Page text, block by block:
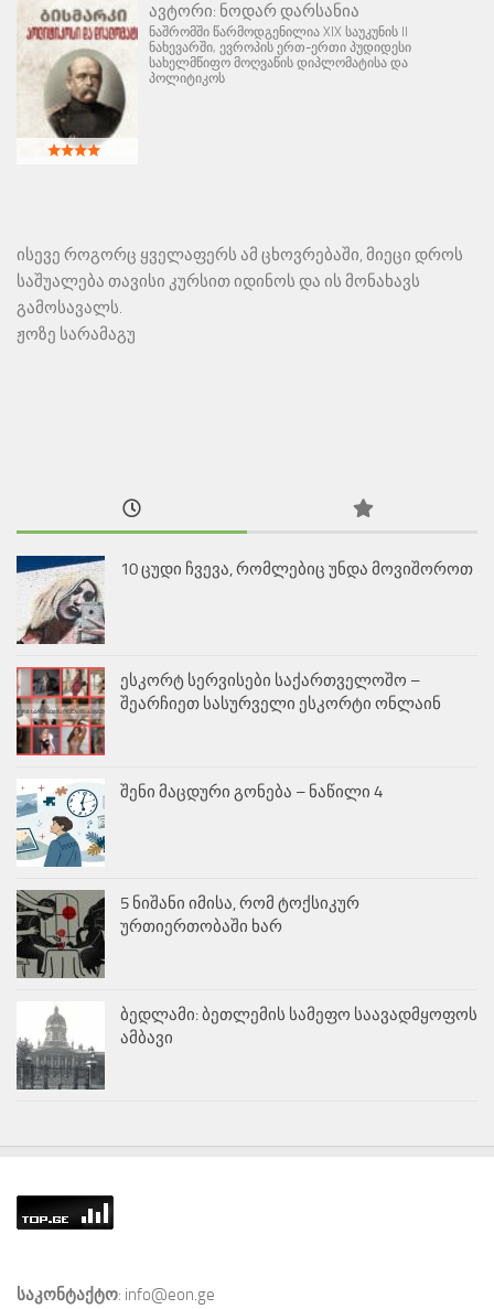
ავტორი: ნოდარ დარსანია
ნაშრომში წარმოდგენილია XIX საუკუნის II
ნახევარში, ევროპის ერთ-ერთი პუდიდესი
სახელმწიფო მოღვაწის დიპლომატისა და
პოლიტიკოს
ისევე როგორც ყველაფერს ამ ცხოვრებაში, მიეცი დროს
საშუალება თავისი კურსით იდინოს და ის მონახავს
გამოსავალს.
ჟოზე სარამაგუ
10 ცუდი ჩვევა, რომლებიც უნდა მოვიშოროთ
ესკორტ სერვისები საქართველოშო –
შეარჩიეთ სასურველი ესკორტი ონლაინ
შენი მაცდური გონება – ნაწილი 4
5 ნიშანი იმისა, რომ ტოქსიკურ
ურთიერთობაში ხარ
ბედლამი: ბეთლემის სამეფო საავადმყოფოს
ამბავი
საკონტაქტო: info@eon.ge